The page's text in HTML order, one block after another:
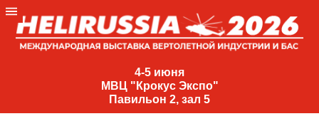
4-5 июня
МВЦ "Крокус Экспо"
Павильон 2, зал 5
4-
МВЦ